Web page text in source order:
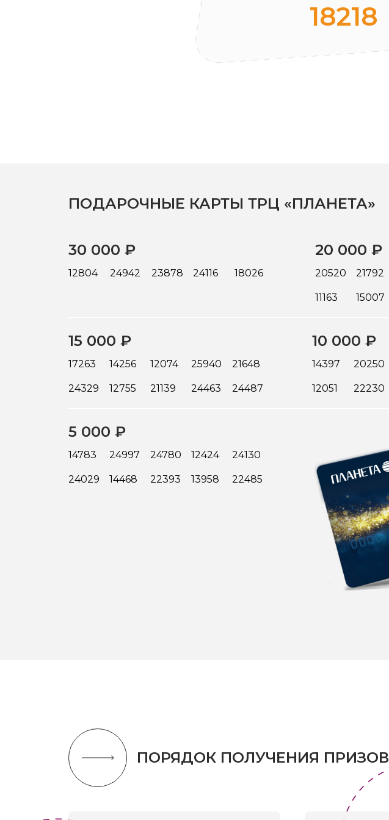
18218
ПОДАРОЧНЫЕ КАРТЫ ТРЦ «ПЛАНЕТА»
30 000 ₽
12804 24942 23878 24116 18026
20 000 ₽
20520 21792
11163 15007
15 000 ₽
17263 14256 12074 25940 21648
24329 12755 21139 24463 24487
10 000 ₽
14397 20250
12051 22230
5 000 ₽
14783 24997 24780 12424 24130
24029 14468 22393 13958 22485
ПОРЯДОК ПОЛУЧЕНИЯ ПРИЗОВ